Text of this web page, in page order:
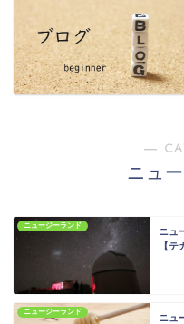
―
ニュ
ニュージーランド
ニュ
【テ
ニュージーランド
ニュ